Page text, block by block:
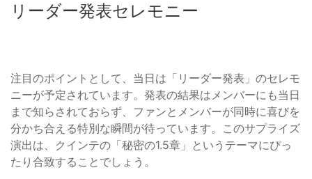
リーダー発表セレモニー
注目のポイントとして、当日は「リーダー発表」のセレモ
ニーが予定されています。発表の結果はメンバーにも当日
まで知らされておらず、ファンとメンバーが同時に喜びを
分かち合える特別な瞬間が待っています。このサプライズ
演出は、クインテの「秘密の1.5章」というテーマにぴっ
たり合致することでしょう。